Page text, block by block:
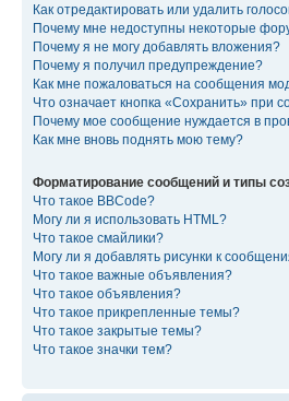
Как отредактировать или удалить
Почему мне недоступны некоторые
Почему я не могу добавлять вложения?
Почему я получил предупреждение?
Как мне пожаловаться на сообщения
Что означает кнопка «Сохранить» при
Почему мое сообщение нуждается в
Как мне вновь поднять мою тему?
Форматирование сообщений и типы
Что такое BBCode?
Могу ли я использовать HTML?
Что такое смайлики?
Могу ли я добавлять рисунки к
Что такое важные объявления?
Что такое объявления?
Что такое прикрепленные темы?
Что такое закрытые темы?
Что такое значки тем?